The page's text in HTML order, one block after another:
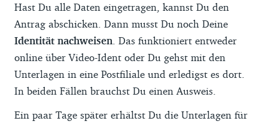
Hast Du alle Daten eingetragen, kannst Du den
Antrag abschicken. Dann musst Du noch Deine
Identität nachweisen . Das funktioniert entweder
online über Video-Ident oder Du gehst mit den
Unterlagen in eine Postfiliale und erledigst es dort.
In beiden Fällen brauchst Du einen Ausweis.
Ein paar Tage später erhältst Du die Unterlagen für